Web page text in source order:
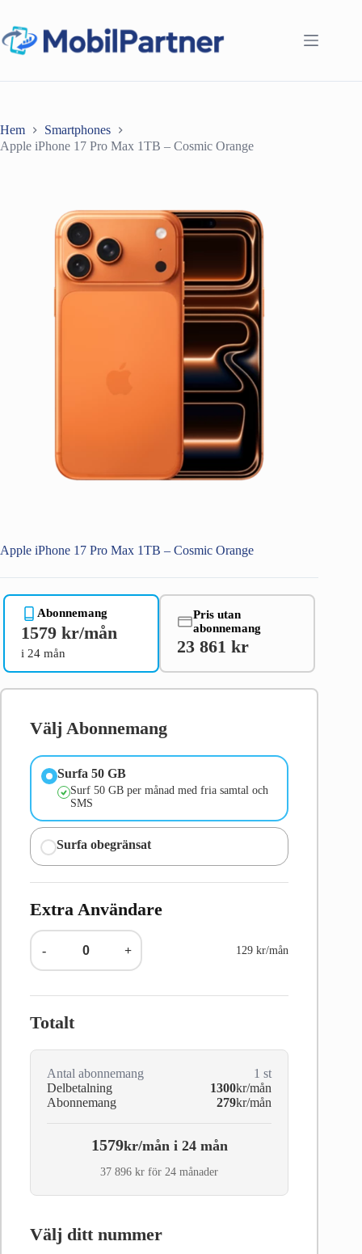
innehåll
Hem
Smartphones
Apple iPhone 17 Pro Max 1TB – Cosmic Orange
Apple iPhone 17 Pro Max 1TB – Cosmic Orange
Abonnemang
1579 kr/mån
i 24 mån
Pris utan
abonnemang
23 861 kr
Välj Abonnemang
Surfa 50 GB
Surf 50 GB per månad med fria samtal och
SMS
Surfa obegränsat
Extra Användare
- + 129 kr/mån
Totalt
Antal abonnemang 1 st
Delbetalning
1300kr/mån
Abonnemang
279kr/mån
1579kr/mån i 24 mån
37 896 kr för 24 månader
Välj ditt nummer